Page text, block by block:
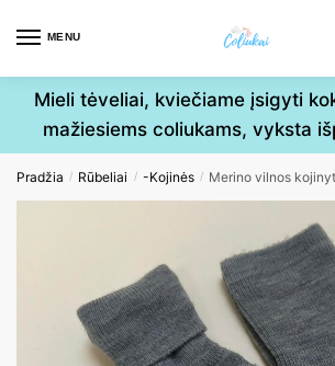
MENU
Mieli tėveliai, kviečiame įsigyti
mažiesiems coliukams, vyksta
Pradžia / Rūbeliai / -Kojinės / Merino vilnos